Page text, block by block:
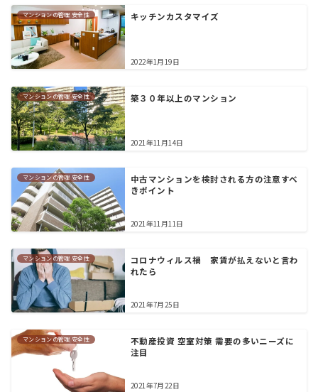
マンションの管理 安全性 キッチンカスタマイズ
2022年1月19日
マンションの管理 安全性 築３０年以上のマンション
2021年11月14日
マンションの管理 安全性
中古マンションを検討される方の注意すべ
きポイント
2021年11月11日
マンションの管理 安全性
コロナウィルス禍 家賃が払えないと言わ
れたら
2021年7月25日
マンションの管理 安全性
不動産投資 空室対策 需要の多いニーズに
注目
2021年7月22日